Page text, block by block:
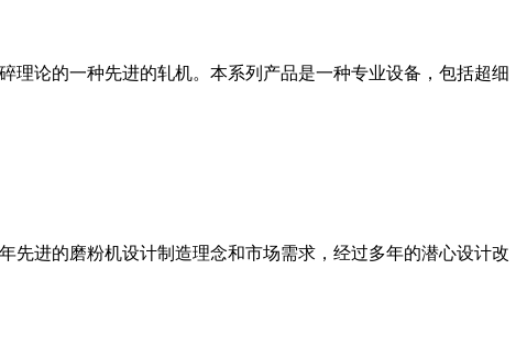
理论的一种先进的轧机。本系列产品是一种专业设备，包括超细
先进的磨粉机设计制造理念和市场需求，经过多年的潜心设计改